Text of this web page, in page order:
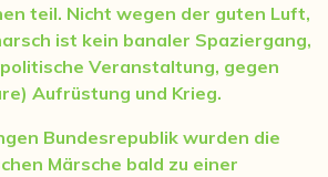
teil. Nicht wegen der guten Luft,
ist kein banaler Spaziergang,
Veranstaltung, gegen
Aufrüstung und Krieg.
Bundesrepublik wurden die
Märsche bald zu einer